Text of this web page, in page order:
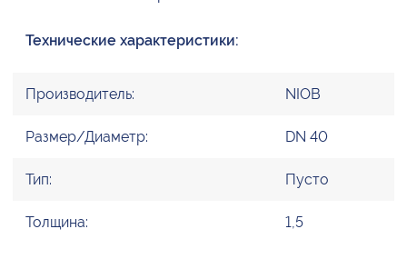
Технические характеристики:
Производитель: NIOB
Размер/Диаметр: DN 40
Тип: Пусто
Толщина: 1,5